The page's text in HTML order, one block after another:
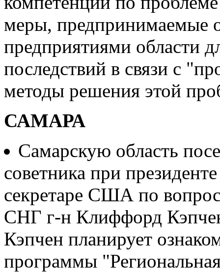
меры, предпринимаемые
предприятиями области
последствий в связи с
методы решения этой
САМАРА
Самарскую область
советника при
секретаре США по
СНГ г-н Клиффорд
Кэпчен планирует
программы